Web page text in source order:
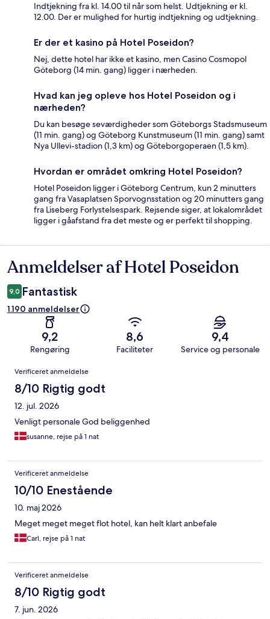
Indtjekning fra kl. 14.00 til når som helst. Udtjekning er kl.
12.00. Der er mulighed for hurtig indtjekning og udtjekning.
Er der et kasino på Hotel Poseidon?
Nej, dette hotel har ikke et kasino, men Casino Cosmopol
Göteborg (14 min. gang) ligger i nærheden.
Hvad kan jeg opleve hos Hotel Poseidon og i
nærheden?
Du kan besøge seværdigheder som Göteborgs Stadsmuseum
(11 min. gang) og Göteborg Kunstmuseum (11 min. gang) samt
Nya Ullevi-stadion (1,3 km) og Göteborgoperaen (1,5 km).
Hvordan er området omkring Hotel Poseidon?
Hotel Poseidon ligger i Göteborg Centrum, kun 2 minutters
gang fra Vasaplatsen Sporvognsstation og 20 minutters gang
fra Liseberg Forlystelsespark. Rejsende siger, at lokalområdet
ligger i gåafstand fra det meste og er perfekt til shopping.
Anmeldelser
Anmeldelser af Hotel Poseidon
9,0 Fantastisk
1.190 anmeldelser
9,2
Rengøring
8,6
Faciliteter
9,4
Service og personale
Anmeldelser
Verificeret anmeldelse
8/10 Rigtig godt
12. jul. 2026
Venligt personale God beliggenhed
susanne, rejse på 1 nat
Verificeret anmeldelse
10/10 Enestående
10. maj 2026
Meget meget meget flot hotel, kan helt klart anbefale
Carl, rejse på 1 nat
Verificeret anmeldelse
8/10 Rigtig godt
7. jun. 2026